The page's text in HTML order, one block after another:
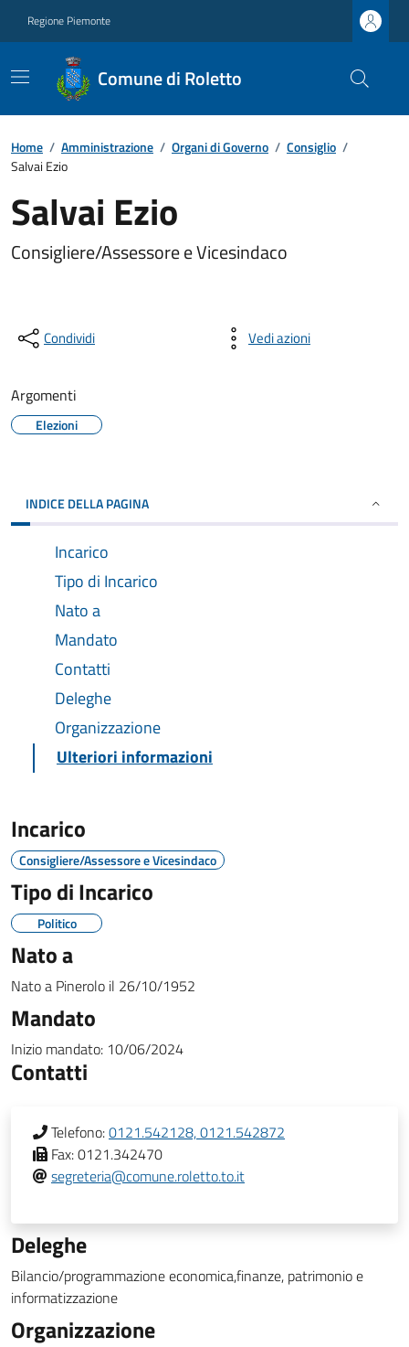
Regione Piemonte
Comune di Roletto
Home / Amministrazione / Organi di Governo / Consiglio /
Salvai Ezio
Salvai Ezio
Consigliere/Assessore e Vicesindaco
Condividi Vedi azioni
Argomenti
Elezioni
INDICE DELLA PAGINA
Incarico
Tipo di Incarico
Nato a
Mandato
Contatti
Deleghe
Organizzazione
Ulteriori informazioni
Incarico
Consigliere/Assessore e Vicesindaco
Tipo di Incarico
Politico
Nato a
Nato a Pinerolo il 26/10/1952
Mandato
Inizio mandato: 10/06/2024
Contatti
Telefono:0121.542128, 0121.542872
Fax:0121.342470
segreteria@comune.roletto.to.it
Deleghe
Bilancio/programmazione economica,finanze, patrimonio e
informatizzazione
Organizzazione